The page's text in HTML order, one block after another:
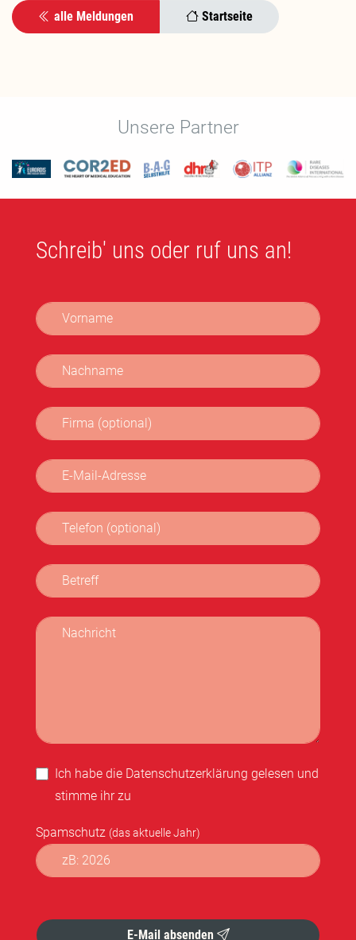
alle Meldungen Startseite
Unsere Partner
Schreib' uns oder ruf uns an!
Vorname
Nachname
Firma (optional)
E-Mail-Adresse
Telefon (optional)
Betreff
Nachricht
Ich habe die Datenschutzerklärung gelesen und
stimme ihr zu
Spamschutz (das aktuelle Jahr)
Formular abschicken
E-Mail absenden